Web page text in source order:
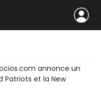
annonce un
Patriots et la New